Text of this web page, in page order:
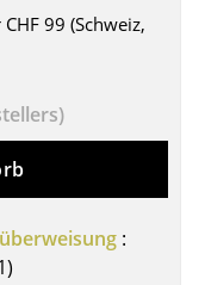
99 (Schweiz,
:
)